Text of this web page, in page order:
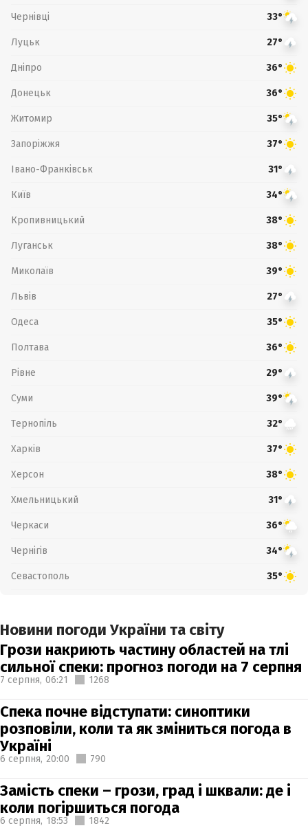
Чернівці 33°
Луцьк 27°
Дніпро 36°
Донецьк 36°
Житомир 35°
Запоріжжя 37°
Івано-Франківськ 31°
Київ 34°
Кропивницький 38°
Луганськ 38°
Миколаїв 39°
Львів 27°
Одеса 35°
Полтава 36°
Рівне 29°
Суми 39°
Тернопіль 32°
Харків 37°
Херсон 38°
Хмельницький 31°
Черкаси 36°
Чернігів 34°
Севастополь 35°
Новини погоди України та світу
Грози накриють частину областей на тлі
сильної спеки: прогноз погоди на 7 серпня
7 серпня, 06:21 1268
Спека почне відступати: синоптики
розповіли, коли та як зміниться погода в
Україні
6 серпня, 20:00 790
Замість спеки – грози, град і шквали: де і
коли погіршиться погода
6 серпня, 18:53 1842